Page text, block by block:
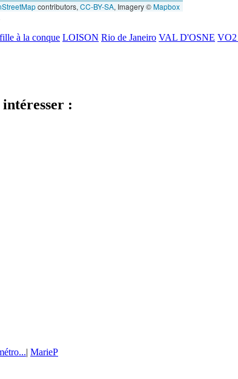
contributors, CC-BY-SA, Imagery ©Mapbox
à la conque LOISON Rio de Janeiro VAL D'OSNE
intéresser :
| MarieP